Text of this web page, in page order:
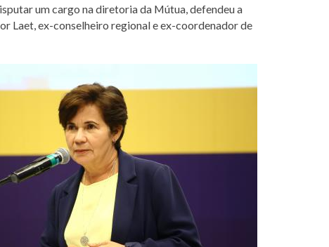
um cargo na diretoria da Mútua, defendeu a
Laet, ex-conselheiro regional e ex-coordenador de